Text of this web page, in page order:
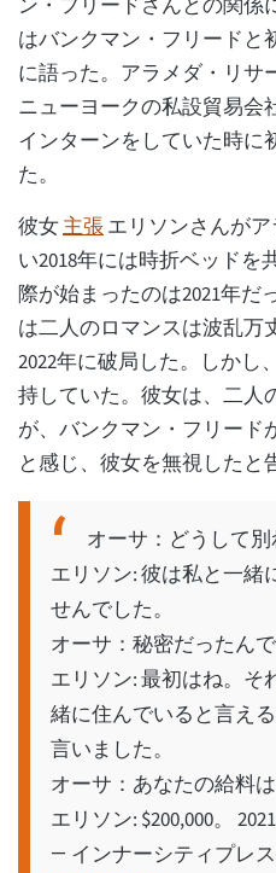
ン・フリードさんとの関係
はバンクマン・フリードと
に語った。アラメダ・リサ
ニューヨークの私設貿易会
インターンをしていた時に
た。
彼女主張エリソンさんが
い2018年には時折ベッドを
際が始まったのは2021年だ
は二人のロマンスは波乱万
2022年に破局した。しかし
持していた。彼女は、二人
が、バンクマン・フリード
と感じ、彼女を無視したと
オーサ：どうして別
エリソン: 彼は私と一緒
せんでした。
オーサ：秘密だったん
エリソン: 最初はね。そ
緒に住んでいると言え
言いました。
オーサ：あなたの給料
エリソン: $200,000。
— インナーシティプレ